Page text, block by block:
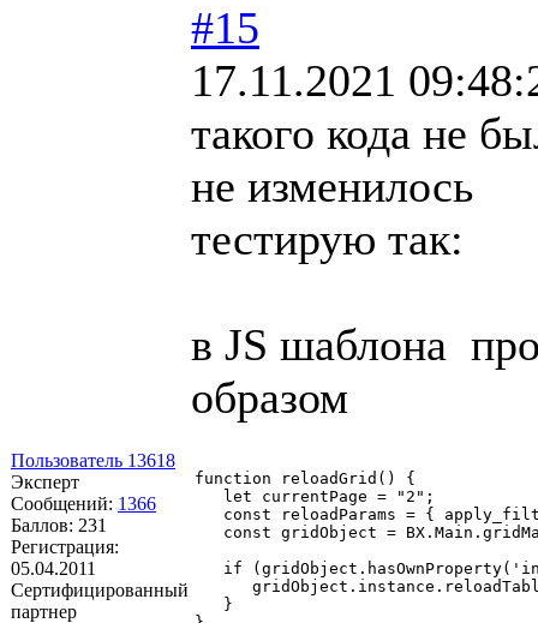
Пользователь 13618
Эксперт
Сообщений: 1366
Баллов: 231
Регистрация:
05.04.2011
Сертифицированный
партнер
#15
17.11.2021
такого кода не
не изменилось
тестирую так:
в JS шаблона
образом
function reloadGrid() {
let currentPage = "2";
const reloadParams = {
const gridObject =
if
}